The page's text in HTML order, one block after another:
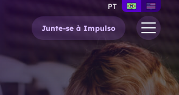
PT
Junte-se à Impulso